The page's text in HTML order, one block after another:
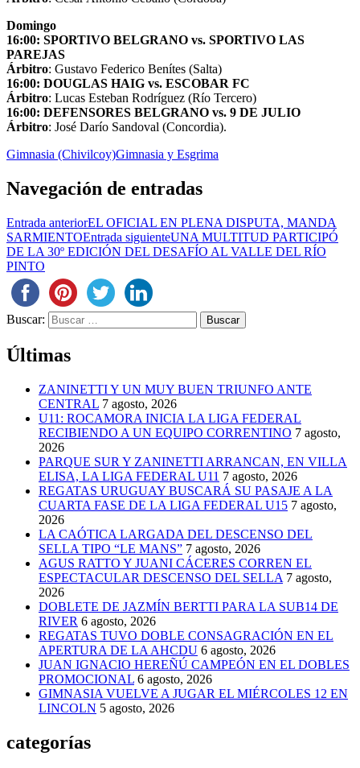
Domingo
16:00: SPORTIVO BELGRANO vs. SPORTIVO LAS
PAREJAS
Árbitro: Gustavo Federico Benítes (Salta)
16:00: DOUGLAS HAIG vs. ESCOBAR FC
Árbitro: Lucas Esteban Rodríguez (Río Tercero)
16:00: DEFENSORES BELGRANO vs. 9 DE JULIO
Árbitro: José Darío Sandoval (Concordia).
Gimnasia (Chivilcoy)Gimnasia y Esgrima
Navegación de entradas
Entrada anteriorEL OFICIAL EN PLENA DISPUTA, MANDA
SARMIENTOEntrada siguienteUNA MULTITUD PARTICIPÓ
DE LA 30º EDICIÓN DEL DESAFÍO AL VALLE DEL RÍO
PINTO
Buscar:
Últimas
ZANINETTI Y UN MUY BUEN TRIUNFO ANTE
CENTRAL 7 agosto, 2026
U11: ROCAMORA INICIA LA LIGA FEDERAL
RECIBIENDO A UN EQUIPO CORRENTINO 7 agosto,
2026
PARQUE SUR Y ZANINETTI ARRANCAN, EN VILLA
ELISA, LA LIGA FEDERAL U11 7 agosto, 2026
REGATAS URUGUAY BUSCARÁ SU PASAJE A LA
CUARTA FASE DE LA LIGA FEDERAL U15 7 agosto,
2026
LA CAÓTICA LARGADA DEL DESCENSO DEL
SELLA TIPO “LE MANS” 7 agosto, 2026
AGUS RATTO Y JUANI CÁCERES CORREN EL
ESPECTACULAR DESCENSO DEL SELLA 7 agosto,
2026
DOBLETE DE JAZMÍN BERTTI PARA LA SUB14 DE
RIVER 6 agosto, 2026
REGATAS TUVO DOBLE CONSAGRACIÓN EN EL
APERTURA DE LA AHCDU 6 agosto, 2026
JUAN IGNACIO HEREÑÚ CAMPEÓN EN EL DOBLES
PROMOCIONAL 6 agosto, 2026
GIMNASIA VUELVE A JUGAR EL MIÉRCOLES 12 EN
LINCOLN 5 agosto, 2026
categorías